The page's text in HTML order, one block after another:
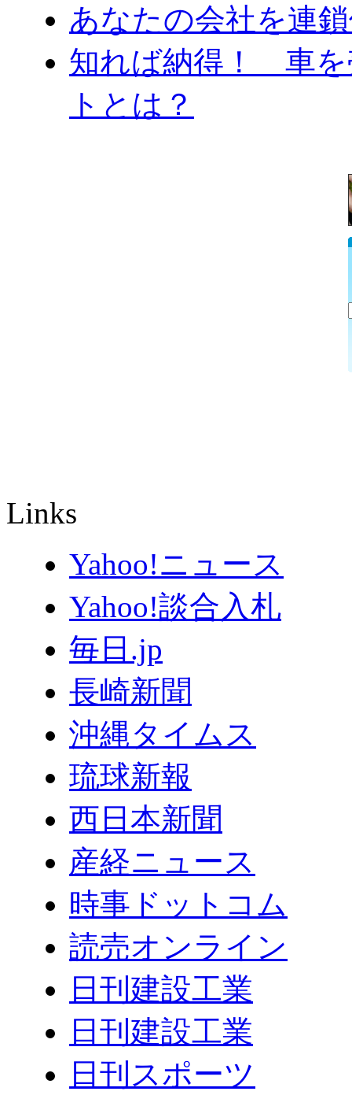
あなたの会社を連
知れば納得！ 車を
トとは？
Links
Yahoo!ニュース
Yahoo!談合入札
毎日.jp
長崎新聞
沖縄タイムス
琉球新報
西日本新聞
産経ニュース
時事ドットコム
読売オンライン
日刊建設工業
日刊建設工業
日刊スポーツ